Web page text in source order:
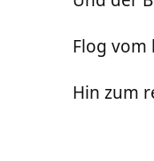
Flog
Hin zum